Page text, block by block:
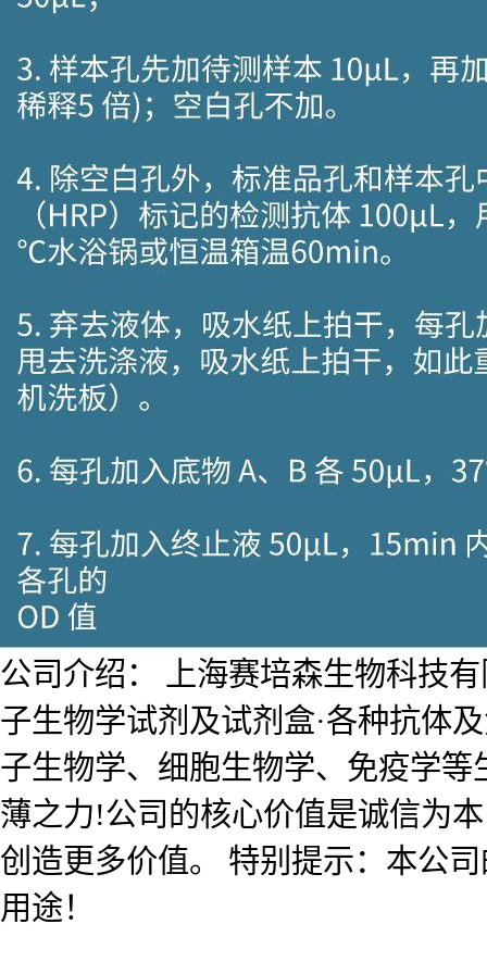
公司介绍： 上海赛培森生物科技有
子生物学试剂及试剂盒·各种抗体
子生物学、细胞生物学、免疫学
薄之力!公司的核心价值是诚信为
创造更多价值。 特别提示：本公
用途！